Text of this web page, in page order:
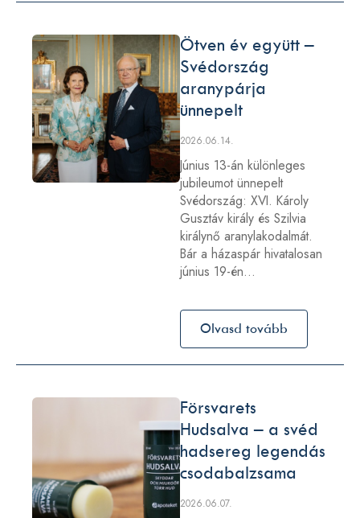
Ötven év együtt –
Svédország
aranypárja
ünnepelt
2026.06.14.
Június 13-án különleges
jubileumot ünnepelt
Svédország: XVI. Károly
Gusztáv király és Szilvia
királynő aranylakodalmát.
Bár a házaspár hivatalosan
június 19-én…
Olvasd tovább
Försvarets
Hudsalva – a svéd
hadsereg legendás
csodabalzsama
2026.06.07.